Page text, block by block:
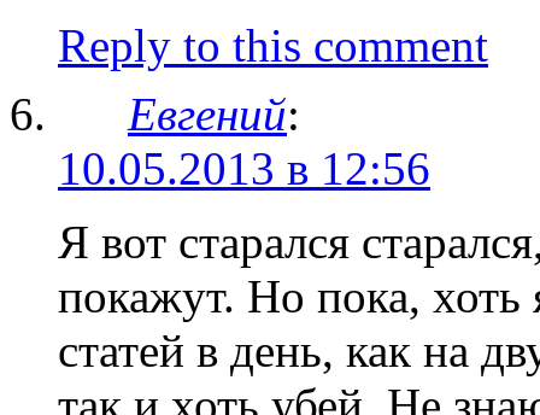
Reply to this comment
Евгений:
10.05.2013 в 12:56
Я вот старался
покажут. Но пока,
статей в день, как на